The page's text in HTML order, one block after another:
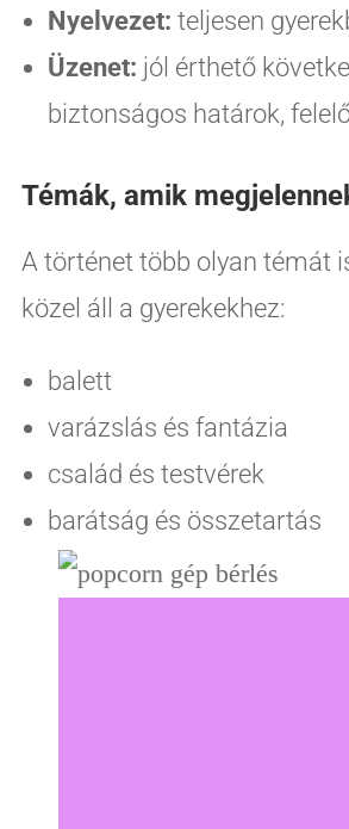
Nyelvezet: teljesen
Üzenet: jól érthető
biztonságos határok,
Témák, amik
A történet több olyan témát
közel áll a gyerekekhez:
balett
varázslás és fantázia
család és testvérek
barátság és összetartás